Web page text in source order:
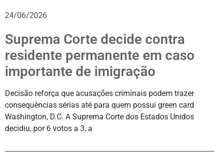
24/06/2026
Suprema Corte decide contra
residente permanente em caso
importante de imigração
Decisão reforça que acusações criminais podem trazer
consequências sérias até para quem possui green card
Washington, D.C. A Suprema Corte dos Estados Unidos
decidiu, por 6 votos a 3, a